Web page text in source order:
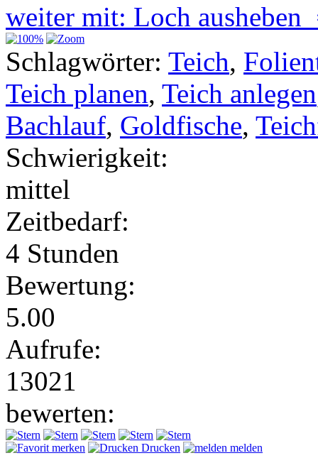
weiter mit: Loch
Schlagwörter: Teich,
Teich planen, Teich anlegen
Bachlauf, Goldfische,
Schwierigkeit:
mittel
Zeitbedarf:
4 Stunden
Bewertung:
5.00
Aufrufe:
13021
bewerten:
merken Drucken melden